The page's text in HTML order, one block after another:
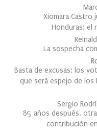
Xiomara Castro
Honduras: el
La sospecha
Basta de excusas: los
que será espejo de los
Sergio
85 años después,
contribución